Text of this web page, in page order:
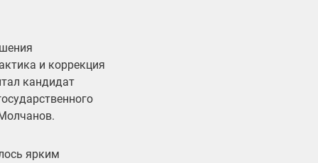
и коррекция
кандидат
ярким